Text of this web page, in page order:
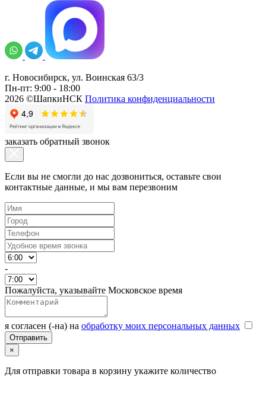
г. Новосибирск, ул. Воинская 63/3
Пн-пт: 9:00 - 18:00
2026 ©ШапкиНСК Политика конфиденциальности
заказать обратный звонок
Если вы не смогли до нас дозвониться, оставьте свои
контактные данные, и мы вам перезвоним
-
Пожалуйста, указывайте Московское время
я согласен (-на) на обработку моих персональных данных
×
Для отправки товара в корзину укажите количество